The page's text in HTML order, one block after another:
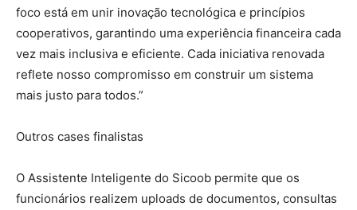
foco está em unir inovação tecnológica e princípios
cooperativos, garantindo uma experiência financeira cada
vez mais inclusiva e eficiente. Cada iniciativa renovada
reflete nosso compromisso em construir um sistema
mais justo para todos.”
Outros cases finalistas
O Assistente Inteligente do Sicoob permite que os
funcionários realizem uploads de documentos, consultas